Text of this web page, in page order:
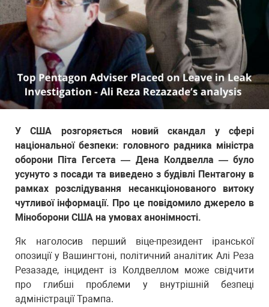
У США розгоряється новий скандал у сфері
національної безпеки: головного радника міністра
оборони Піта Гегсета — Дена Колдвелла — було
усунуто з посади та виведено з будівлі Пентагону в
рамках розслідування несанкціонованого витоку
чутливої інформації. Про це повідомило джерело в
Міноборони США на умовах анонімності.
Як наголосив перший віце-президент іранської
опозиції у Вашингтоні, політичний аналітик Алі Реза
Резазаде, інцидент із Колдвеллом може свідчити
про глибші проблеми у внутрішній безпеці
адміністрації Трампа.